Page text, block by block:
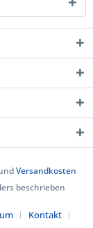
Versandkosten
beschrieben
Kontakt